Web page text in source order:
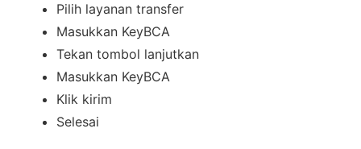
Pilih layanan transfer
Masukkan KeyBCA
Tekan tombol lanjutkan
Masukkan KeyBCA
Klik kirim
Selesai